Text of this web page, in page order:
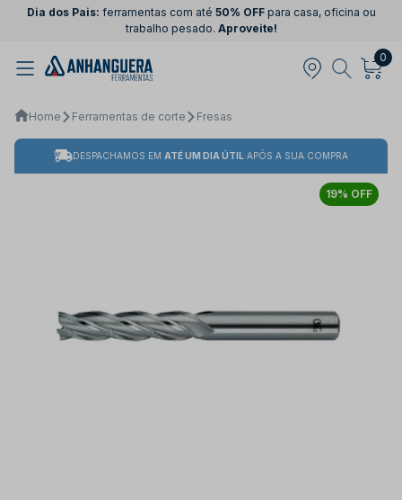
Dia dos Pais: ferramentas com até 50% OFFpara casa, oficina ou
trabalho pesado. Aproveite!
0
Home Ferramentas de corte Fresas
DESPACHAMOS EM ATÉ UM DIA ÚTIL APÓS A SUA COMPRA
19% OFF